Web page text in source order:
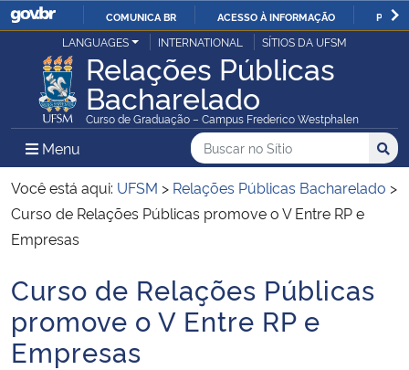
IR
PARA
O
CONTEÚDO
COMUNICA BR ACESSO À INFORMAÇÃO
Ministério da Justiça e Segurança Pública
Ministério da Defesa
Ministério das Relações Exteriores
Ministério da Economia
Ministério da Infraestrutura
Ministério da Agricultura, Pecuária e Abastecimento
LANGUAGES INTERNATIONAL SÍTIOS DA UFSM
Relações Públicas
Bacharelado
Curso de Graduação – Campus Frederico Westphalen
Menu Menu Principal do Sítio
Busca
Buscar no no Sítio
Busca:
Você está aqui: UFSM > Relações Públicas Bacharelado >
Curso de Relações Públicas promove o V Entre RP e
Empresas
Início do conteúdo
Curso de Relações Públicas
promove o V Entre RP e
Empresas